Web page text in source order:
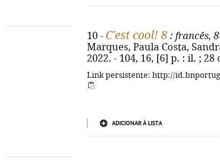
10 - C'est cool! 8 : francês,
Marques, Paula Costa,
2022. - 104, 16, [6] p. : il. ; 28
Link persistente: http://
ADICIONAR À LISTA